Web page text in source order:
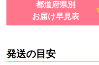
都道府県別
お届け早見表
発送の目安